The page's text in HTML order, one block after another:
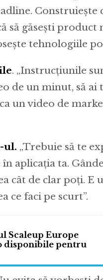
Construiește
să găsești
tehnologiile
. „Instrucțiunile
de un minut, să
un video de
ul. „Trebuie să te
aplicația ta.
cât de clar poți.
ce faci pe scurt”.
Scaleup Europe
disponibile pentru